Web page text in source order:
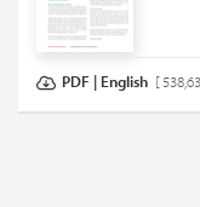
PDF | English [